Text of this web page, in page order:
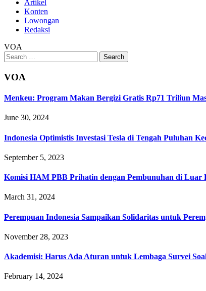
Artikel
Konten
Lowongan
Redaksi
VOA
Search
for:
VOA
Menkeu: Program Makan Bergizi Gratis Rp71 Triliun
June 30, 2024
Indonesia Optimistis Investasi Tesla di Tengah Puluhan
September 5, 2023
Komisi HAM PBB Prihatin dengan Pembunuhan di Luar
March 31, 2024
Perempuan Indonesia Sampaikan Solidaritas untuk
November 28, 2023
Akademisi: Harus Ada Aturan untuk Lembaga Survei
February 14, 2024